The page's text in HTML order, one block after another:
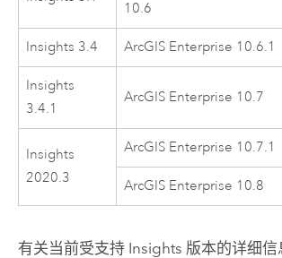
10.6
Insights 3.4 ArcGIS Enterprise 10.6.1
Insights
3.4.1
ArcGIS Enterprise 10.7
Insights
2020.3
ArcGIS Enterprise 10.7.1
ArcGIS Enterprise 10.8
有关当前受支持 Insights 版本的详细信